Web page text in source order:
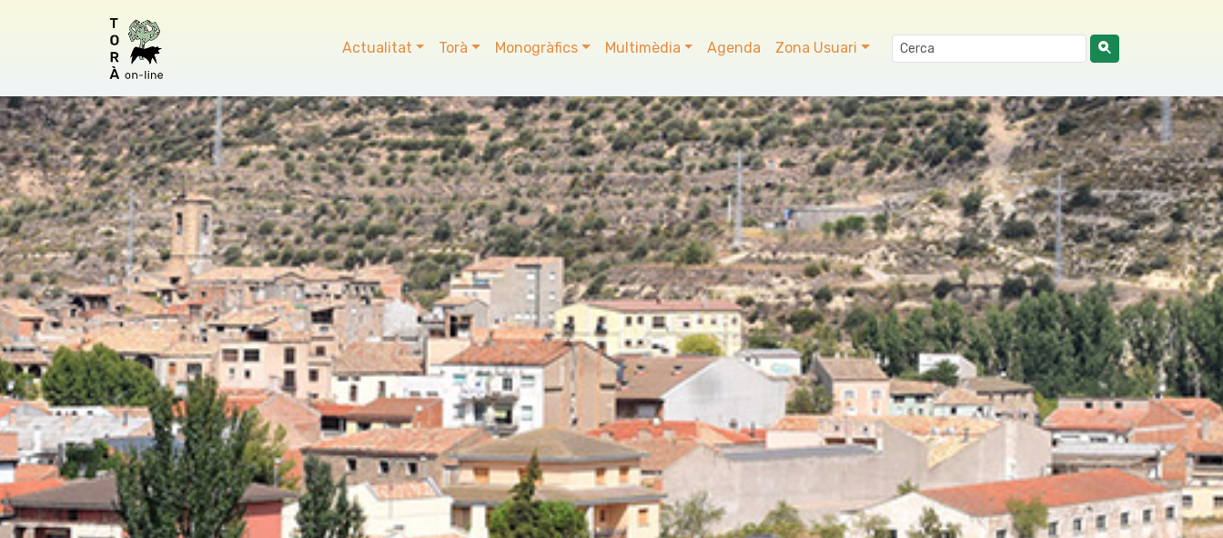
Actualitat Torà Monogràfics Multimèdia Agenda Zona Usuari